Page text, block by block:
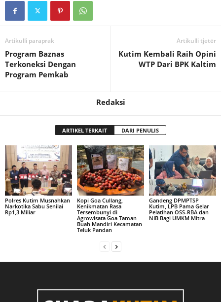
Artikulli paraprak
Program Baznas
Terkoneksi Dengan
Program Pemkab
Artikulli tjetër
Kutim Kembali Raih Opini
WTP Dari BPK Kaltim
Redaksi
ARTIKEL TERKAIT DARI PENULIS
Polres Kutim Musnahkan
Narkotika Sabu Senilai
Rp1,3 Miliar
Kopi Goa Cullang,
Kenikmatan Rasa
Tersembunyi di
Agrowisata Goa Taman
Buah Mandiri Kecamatan
Teluk Pandan
Gandeng DPMPTSP
Kutim, LPB Pama Gelar
Pelatihan OSS-RBA dan
NIB Bagi UMKM Mitra